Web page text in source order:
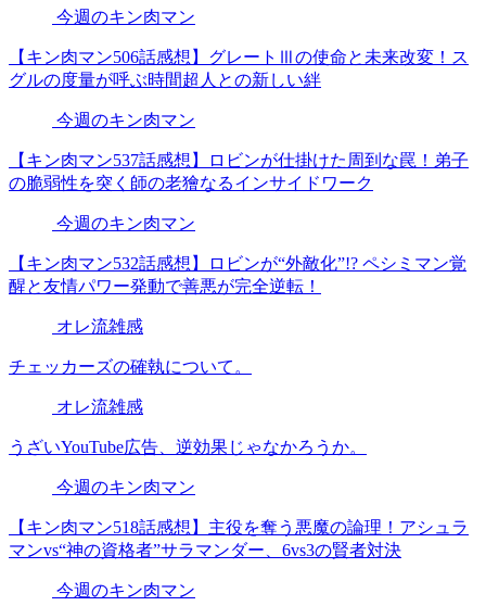
今週のキン肉マン
【キン肉マン506話感想】グレートⅢの使命と未来改変！ス
グルの度量が呼ぶ時間超人との新しい絆
今週のキン肉マン
【キン肉マン537話感想】ロビンが仕掛けた周到な罠！弟子
の脆弱性を突く師の老獪なるインサイドワーク
今週のキン肉マン
【キン肉マン532話感想】ロビンが“外敵化”!? ペシミマン覚
醒と友情パワー発動で善悪が完全逆転！
オレ流雑感
チェッカーズの確執について。
オレ流雑感
うざいYouTube広告、逆効果じゃなかろうか。
今週のキン肉マン
【キン肉マン518話感想】主役を奪う悪魔の論理！アシュラ
マンvs“神の資格者”サラマンダー、6vs3の賢者対決
今週のキン肉マン